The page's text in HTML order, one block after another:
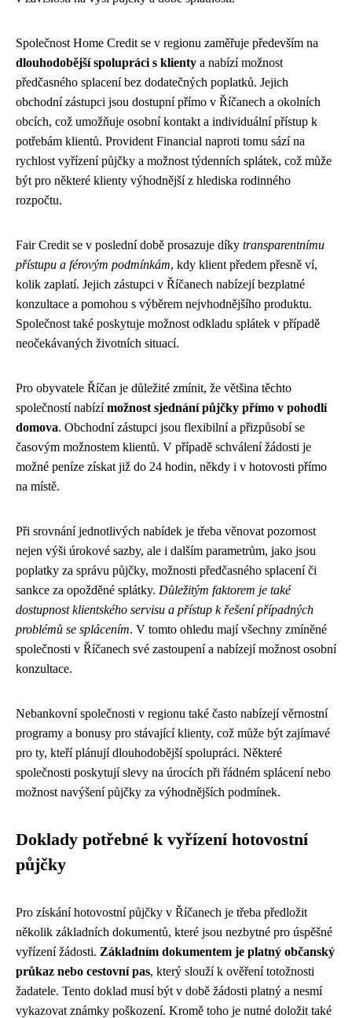
Společnost Home Credit se v regionu zaměřuje především na
dlouhodobější spolupráci s klienty a nabízí možnost
předčasného splacení bez dodatečných poplatků. Jejich
obchodní zástupci jsou dostupní přímo v Říčanech a okolních
obcích, což umožňuje osobní kontakt a individuální přístup k
potřebám klientů. Provident Financial naproti tomu sází na
rychlost vyřízení půjčky a možnost týdenních splátek, což může
být pro některé klienty výhodnější z hlediska rodinného
rozpočtu.
Fair Credit se v poslední době prosazuje díky transparentnímu
přístupu a férovým podmínkám, kdy klient předem přesně ví,
kolik zaplatí. Jejich zástupci v Říčanech nabízejí bezplatné
konzultace a pomohou s výběrem nejvhodnějšího produktu.
Společnost také poskytuje možnost odkladu splátek v případě
neočekávaných životních situací.
Pro obyvatele Říčan je důležité zmínit, že většina těchto
společností nabízímožnost sjednání půjčky přímo v pohodlí
domova. Obchodní zástupci jsou flexibilní a přizpůsobí se
časovým možnostem klientů. V případě schválení žádosti je
možné peníze získat již do 24 hodin, někdy i v hotovosti přímo
na místě.
Při srovnání jednotlivých nabídek je třeba věnovat pozornost
nejen výši úrokové sazby, ale i dalším parametrům, jako jsou
poplatky za správu půjčky, možnosti předčasného splacení či
sankce za opožděné splátky. Důležitým faktorem je také
dostupnost klientského servisu a přístup k řešení případných
problémů se splácením. V tomto ohledu mají všechny zmíněné
společnosti v Říčanech své zastoupení a nabízejí možnost osobní
konzultace.
Nebankovní společnosti v regionu také často nabízejí věrnostní
programy a bonusy pro stávající klienty, což může být zajímavé
pro ty, kteří plánují dlouhodobější spolupráci. Některé
společnosti poskytují slevy na úrocích při řádném splácení nebo
možnost navýšení půjčky za výhodnějších podmínek.
Doklady potřebné k vyřízení hotovostní
půjčky
Pro získání hotovostní půjčky v Říčanech je třeba předložit
několik základních dokumentů, které jsou nezbytné pro úspěšné
vyřízení žádosti. Základním dokumentem je platný občanský
průkaz nebo cestovní pas, který slouží k ověření totožnosti
žadatele. Tento doklad musí být v době žádosti platný a nesmí
vykazovat známky poškození. Kromě toho je nutné doložit také